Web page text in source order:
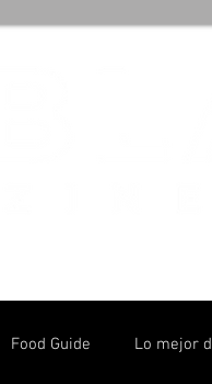
Food Guide Lo mejor